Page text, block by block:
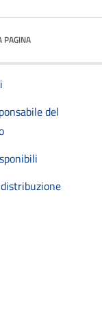
PAGINA
del